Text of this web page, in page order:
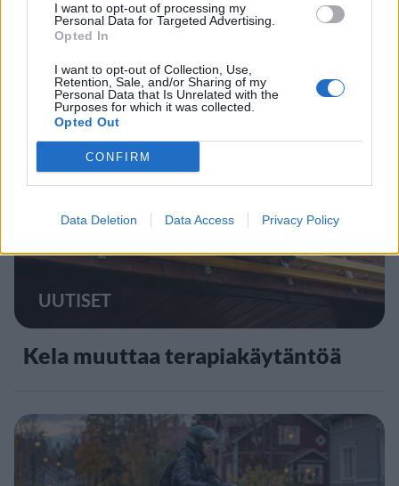
I want to opt-out of processing my
Personal Data for Targeted Advertising.
Opted In
I want to opt-out of Collection, Use,
Retention, Sale, and/or Sharing of my
Personal Data that Is Unrelated with the
Purposes for which it was collected.
Opted Out
CONFIRM
Data Deletion Data Access Privacy Policy
Lapin pelastushelikopteri Aslakin
toiminta päättyy – rahat loppuivat
5
UUTISET
Kela muuttaa terapiakäytäntöä